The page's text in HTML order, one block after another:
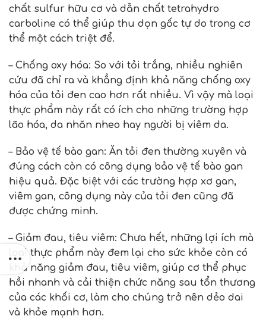
chất sulfur hữu cơ và dẫn chất tetrahydro
carboline có thể giúp thu dọn gốc tự do trong cơ
thể một cách triệt để.
– Chống oxy hóa: So với tỏi trắng, nhiều nghiên
cứu đã chỉ ra và khẳng định khả năng chống oxy
hóa của tỏi đen cao hơn rất nhiều. Vì vậy mà loại
thực phẩm này rất có ích cho những trường hợp
lão hóa, da nhăn nheo hay người bị viêm da.
– Bảo vệ tế bào gan: Ăn tỏi đen thường xuyên và
đúng cách còn có công dụng bảo vệ tế bào gan
hiệu quả. Đặc biệt với các trường hợp xơ gan,
viêm gan, công dụng này của tỏi đen cũng đã
được chứng minh.
– Giảm đau, tiêu viêm: Chưa hết, những lợi ích mà
loại thực phẩm này đem lại cho sức khỏe còn có
khả năng giảm đau, tiêu viêm, giúp cơ thể phục
hồi nhanh và cải thiện chức năng sau tổn thương
của các khối cơ, làm cho chúng trở nên dẻo dai
và khỏe mạnh hơn.